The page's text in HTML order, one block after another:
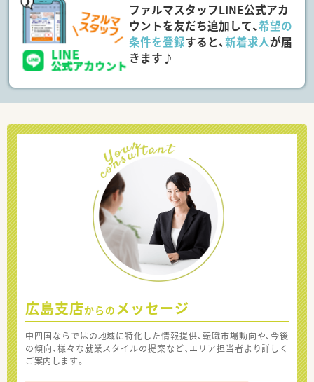
ファルマスタッフLINE公式アカ
ウントを友だち追加して、希望の
条件を登録すると、新着求人が届
きます♪
広島支店からの メッセージ
中四国ならではの地域に特化した情報提供、転職市場動向や、今後
の傾向、様々な就業スタイルの提案など、エリア担当者より詳しく
ご案内します。